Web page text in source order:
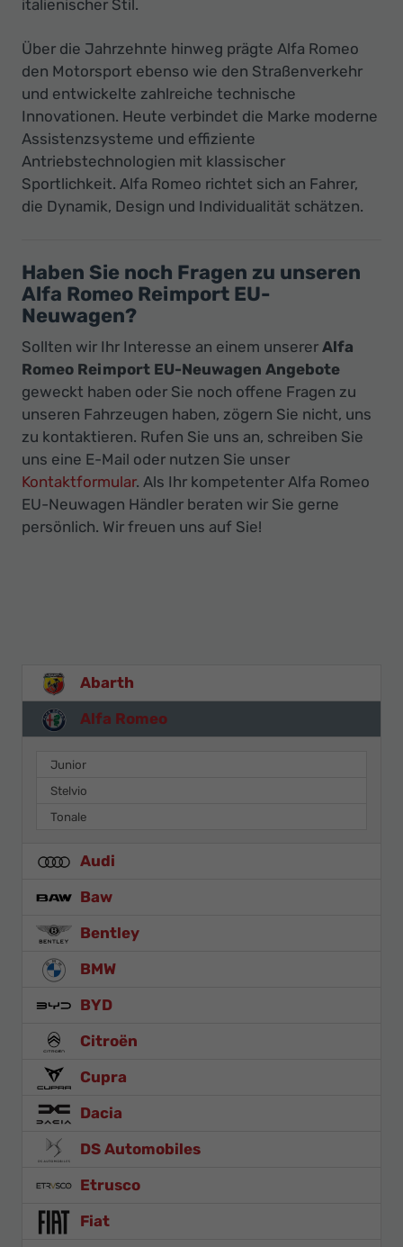
italienischer Stil.
Über die Jahrzehnte hinweg prägte Alfa Romeo
den Motorsport ebenso wie den Straßenverkehr
und entwickelte zahlreiche technische
Innovationen. Heute verbindet die Marke moderne
Assistenzsysteme und effiziente
Antriebstechnologien mit klassischer
Sportlichkeit. Alfa Romeo richtet sich an Fahrer,
die Dynamik, Design und Individualität schätzen.
Haben Sie noch Fragen zu unseren
Alfa Romeo Reimport EU-
Neuwagen?
Sollten wir Ihr Interesse an einem unserer Alfa
Romeo Reimport EU-Neuwagen Angebote
geweckt haben oder Sie noch offene Fragen zu
unseren Fahrzeugen haben, zögern Sie nicht, uns
zu kontaktieren. Rufen Sie uns an, schreiben Sie
uns eine E-Mail oder nutzen Sie unser
Kontaktformular. Als Ihr kompetenter Alfa Romeo
EU-Neuwagen Händler beraten wir Sie gerne
persönlich. Wir freuen uns auf Sie!
Abarth
Alfa Romeo
Junior
Stelvio
Tonale
Audi
Baw
Bentley
BMW
BYD
Citroën
Cupra
Dacia
DS Automobiles
Etrusco
Fiat